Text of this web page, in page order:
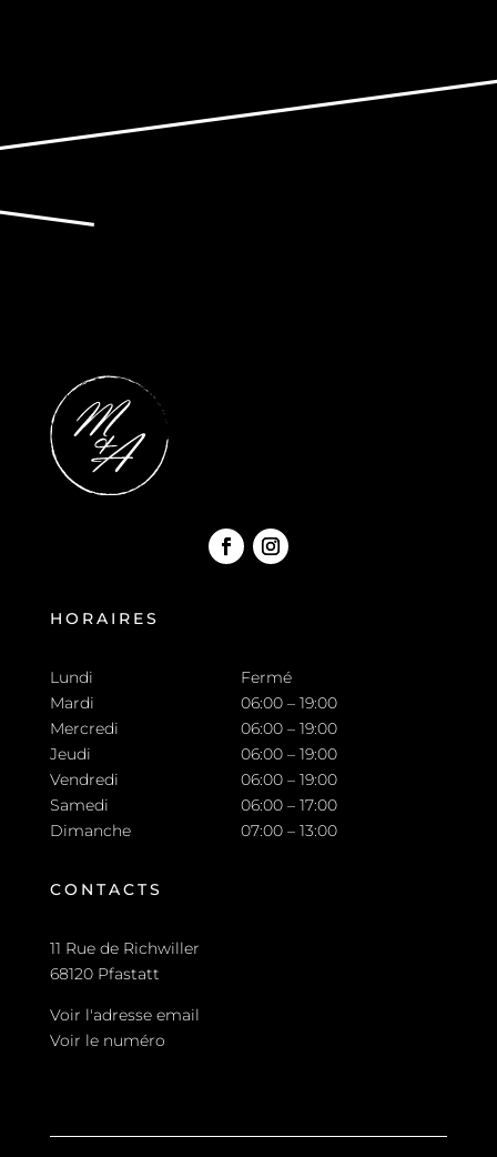
HORAIRES
Lundi
Mardi
Mercredi
Jeudi
Vendredi
Samedi
Dimanche
Fermé
06:00 – 19:00
06:00 – 19:00
06:00 – 19:00
06:00 – 19:00
06:00 – 17:00
07:00 – 13:00
CONTACTS
11 Rue de Richwiller
68120 Pfastatt
Voir l'adresse email
Voir le numéro